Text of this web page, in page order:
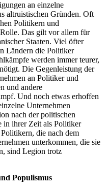
an einzelne
altruistischen Gründen. Oft
Politikern und
Das gilt vor allem für
Staaten. Viel öfter
Ländern die Politiker
werden immer teurer,
Die Gegenleistung der
an Politiker und
und andere
Und noch etwas erhoffen
Unternehmen
nach der politischen
in ihrer Zeit als Politiker
die nach dem
unterkommen, die sie
sind Legion trotz
Populismus